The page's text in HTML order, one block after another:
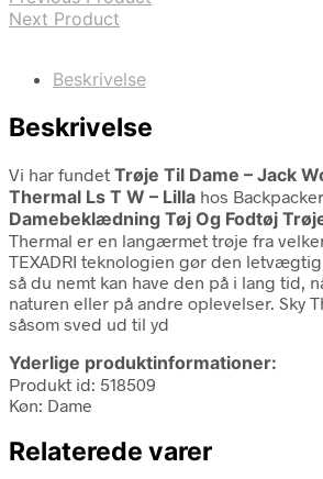
Next Product
Beskrivelse
Beskrivelse
Vi har fundet Trøje Til Dame – Jack
Thermal Ls T W – Lilla hos
Damebeklædning Tøj Og Fodtøj
Thermal er en langærmet trøje fra
TEXADRI teknologien gør den
så du nemt kan have den på i lang tid,
naturen eller på andre oplevelser. Sky
såsom sved ud til yd
Yderlige produktinformationer:
Produkt id: 518509
Køn: Dame
Relaterede varer